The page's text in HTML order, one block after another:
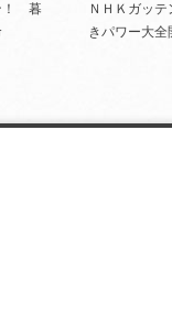
！ 暮
ＮＨＫガッ
きパワー大全